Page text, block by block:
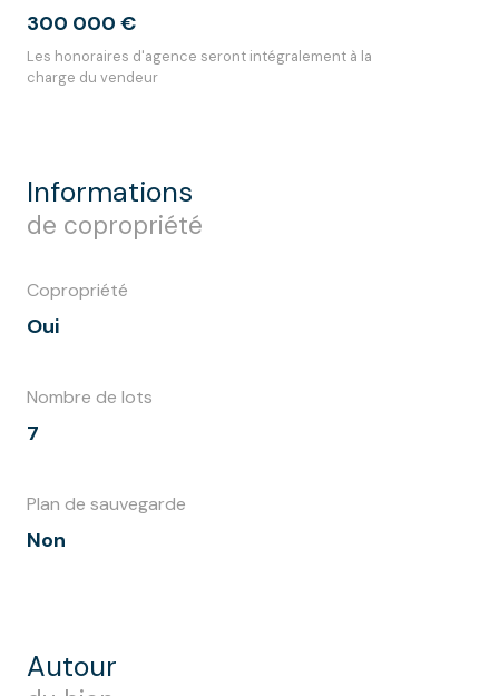
300 000 €
Les honoraires d'agence seront intégralement à la
charge du vendeur
informations
de copropriété
Copropriété
Oui
Nombre de lots
7
Plan de sauvegarde
Non
autour